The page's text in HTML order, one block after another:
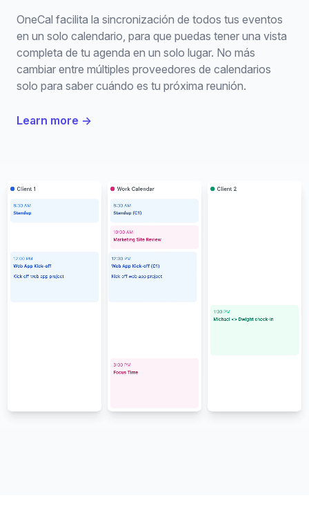
OneCal facilita la sincronización de todos tus eventos
en un solo calendario, para que puedas tener una vista
completa de tu agenda en un solo lugar. No más
cambiar entre múltiples proveedores de calendarios
solo para saber cuándo es tu próxima reunión.
Learn more →